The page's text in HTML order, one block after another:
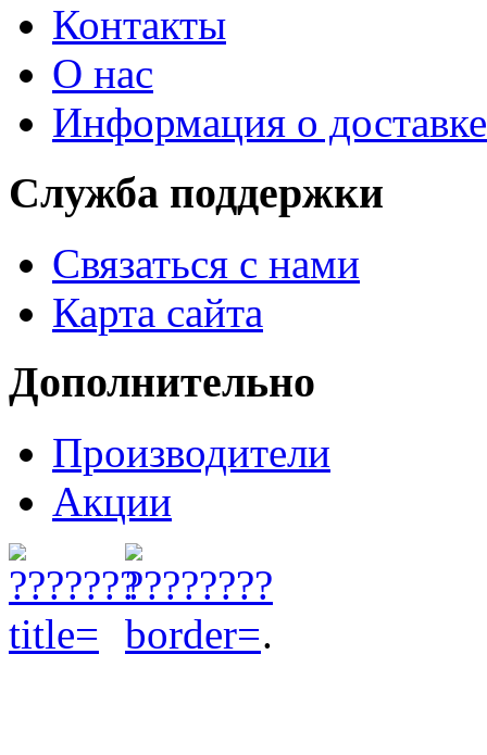
Контакты
О нас
Информация о доставке
Служба поддержки
Связаться с нами
Карта сайта
Дополнительно
Производители
Акции
.